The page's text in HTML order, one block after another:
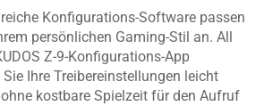
Konfigurations-Software passen
persönlichen Gaming-Stil an. All
Z-9-Konfigurations-App
Ihre Treibereinstellungen leicht
kostbare Spielzeit für den Aufruf